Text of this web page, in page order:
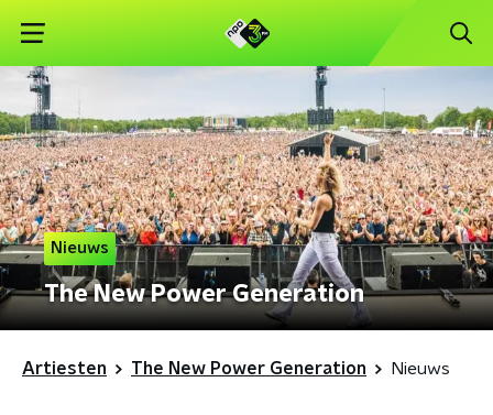
Nieuws
The New Power Generation
Artiesten The New Power Generation Nieuws